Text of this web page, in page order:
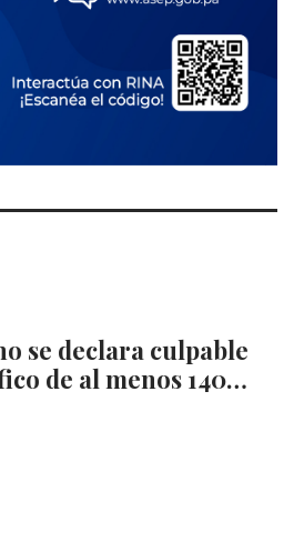
se declara culpable
de al menos 140…